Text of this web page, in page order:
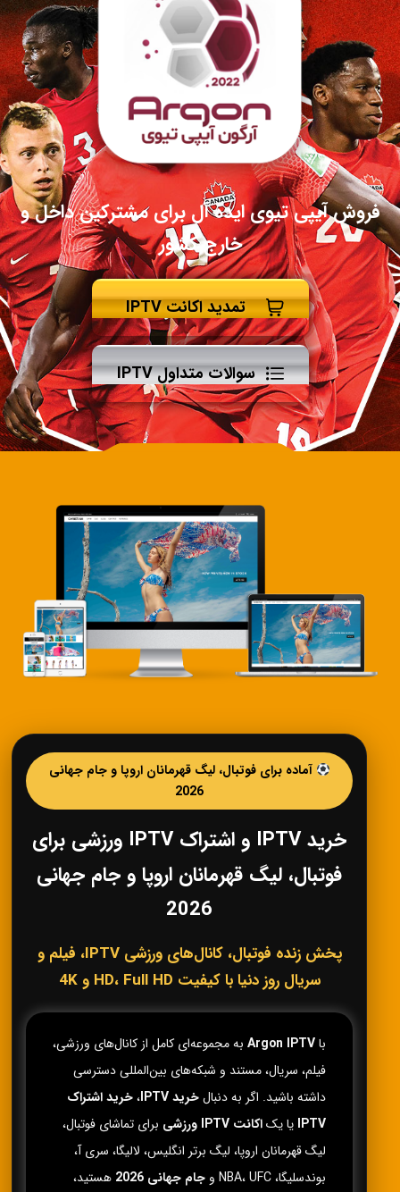
فروش آیپی تیوی ایده آل برای مشترکین داخل و
خارج کشور
تمدید اکانت IPTV
سوالات متداول IPTV
آماده برای فوتبال، لیگ قهرمانان اروپا و جام جهانی
2026
خرید IPTV و اشتراک IPTV ورزشی برای
فوتبال، لیگ قهرمانان اروپا و جام جهانی
2026
پخش زنده فوتبال، کانال‌های ورزشی IPTV، فیلم و
سریال روز دنیا با کیفیت HD، Full HD و 4K
باArgon IPTV به مجموعه‌ای کامل از کانال‌های ورزشی،
فیلم، سریال، مستند و شبکه‌های بین‌المللی دسترسی
داشته باشید. اگر به دنبالخرید IPTV ،خرید اشتراک
IPTV یا یکاکانت IPTV ورزشی
برای تماشای فوتبال،
لیگ قهرمانان اروپا، لیگ برتر انگلیس، لالیگا، سری آ،
بوندسلیگا، NBA، UFC و
جام جهانی 2026
هستید،